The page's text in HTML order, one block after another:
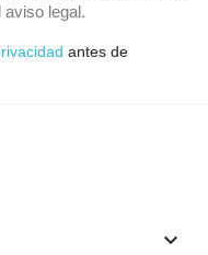
aviso legal.
antes de
